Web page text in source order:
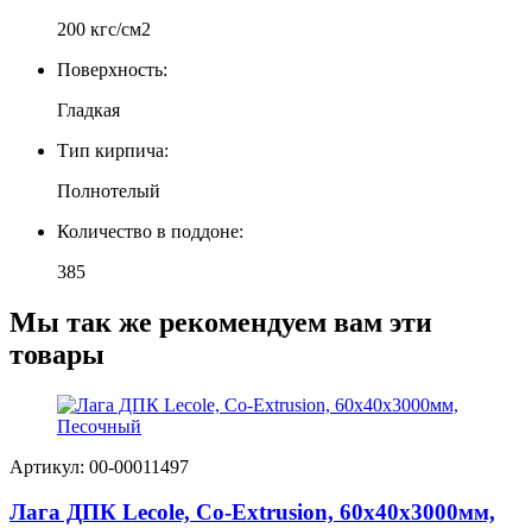
200 кгс/см2
Поверхность:
Гладкая
Тип кирпича:
Полнотелый
Количество в поддоне:
385
Мы так же рекомендуем вам эти
товары
Артикул: 00-00011497
Лага ДПК Lecole, Сo-Extrusion, 60х40х3000мм,